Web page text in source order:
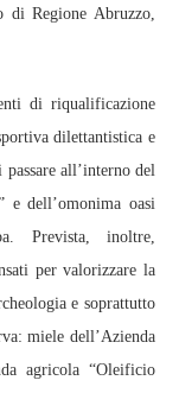
di Regione Abruzzo,
di riqualificazione
dilettantistica e
all’interno del
e dell’omonima oasi
Prevista, inoltre,
per valorizzare la
e soprattutto
miele dell’Azienda
agricola “Oleificio